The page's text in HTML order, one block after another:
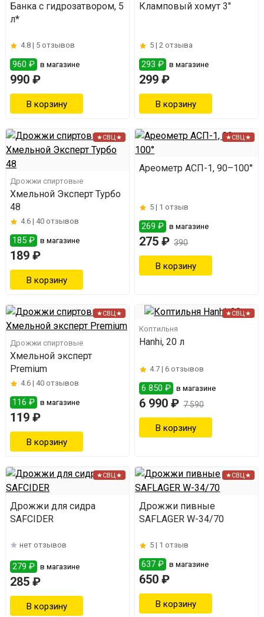
Банка с гидрозатвором, 5
л*
4.8 | 5 отзывов
960 ₽ в магазине
990 ₽
Кламповый хомут 3"
5 |2 отзыва
293 ₽ в магазине
299 ₽
★СВЦ★
Дрожжи спиртовые
Хмельной Эксперт Турбо
48
4.6 | 40 отзывов
185 ₽ в магазине
189 ₽
★СВЦ★
Ареометр АСП-1, 90–100°
5 | 1 отзыв
269 ₽ в магазине
275 ₽ 390
★СВЦ★
Дрожжи спиртовые
Хмельной эксперт
Premium
4.6 | 40 отзывов
116 ₽ в магазине
119 ₽
★СВЦ★
Коптильня
Hanhi, 20 л
4.7 |6 отзывов
6 850 ₽ в магазине
6 990 ₽ 7 590
★СВЦ★
Дрожжи для сидра
SAFCIDER
нет отзывов
279 ₽ в магазине
285 ₽
★СВЦ★
Дрожжи пивные
SAFLAGER W-34/70
5 | 1 отзыв
637 ₽ в магазине
650 ₽